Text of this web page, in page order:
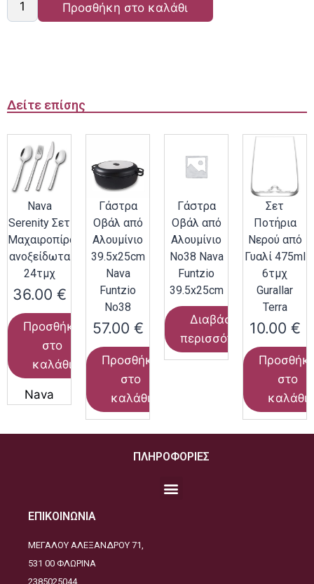
Προσθήκη στο καλάθι
Δείτε επίσης
Nava
Serenity Σετ
Μαχαιροπίρουνα
ανοξείδωτα
24τμχ
36.00 €
Προσθήκη
στο
καλάθι
Nava
Γάστρα
Οβάλ από
Αλουμίνιο
39.5x25cm
Nava
Funtzio
Νο38
57.00 €
Προσθήκη
στο
καλάθι
Γάστρα
Οβάλ από
Αλουμίνιο
Νο38 Nava
Funtzio
39.5x25cm
Διαβάστε
περισσότερα
Σετ
Ποτήρια
Νερού από
Γυαλί 475ml
6τμχ
Gurallar
Terra
10.00 €
στο
καλάθι
ΠΛΗΡΟΦΟΡΙΕΣ
ΕΠΙΚΟΙΝΩΝΙΑ
ΜΕΓΑΛΟΥ ΑΛΕΞΑΝΔΡΟΥ 71,
531 00 ΦΛΩΡΙΝΑ
2385025044